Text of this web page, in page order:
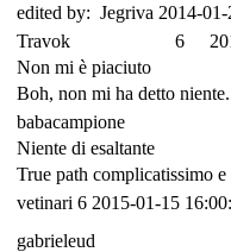
edited by: Jegriva 2014-
Travok
6
Non mi è piaciuto
Boh, non mi ha detto
babacampione
Niente di esaltante
True path complicatissimo
vetinari 6 2015-01-15
gabrieleud